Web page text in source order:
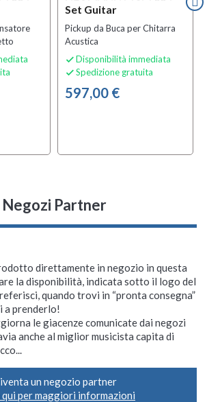
Set Guitar
Pickup da Buca per Chitarra
Acustica
 Disponibilità immediata
 Spedizione gratuita
597,00 €
BK
Negozi Partner
direttamente in negozio in questa
la disponibilità, indicata sotto il logo del
quando trovi in “pronta consegna”
a prenderlo!
le giacenze comunicate dai negozi
anche al miglior musicista capita di
un negozio partner
qui per maggiori informazioni